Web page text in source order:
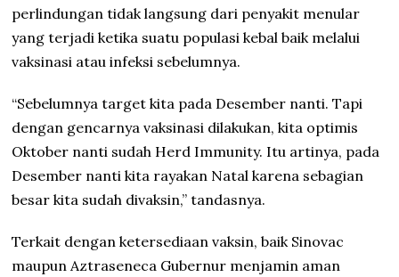
perlindungan tidak langsung dari penyakit menular
yang terjadi ketika suatu populasi kebal baik melalui
vaksinasi atau infeksi sebelumnya.
“Sebelumnya target kita pada Desember nanti. Tapi
dengan gencarnya vaksinasi dilakukan, kita optimis
Oktober nanti sudah Herd Immunity. Itu artinya, pada
Desember nanti kita rayakan Natal karena sebagian
besar kita sudah divaksin,” tandasnya.
Terkait dengan ketersediaan vaksin, baik Sinovac
maupun Aztraseneca Gubernur menjamin aman